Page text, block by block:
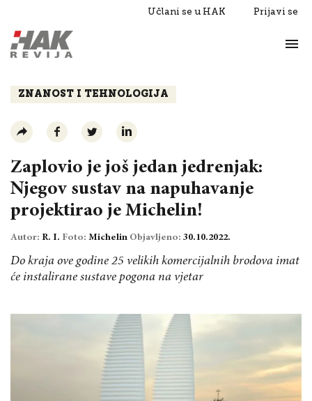
Učlani se u HAK Prijavi se
Razgovori
ZNANOST I TEHNOLOGIJA
Zaplovio je još jedan jedrenjak:
Njegov sustav na napuhavanje
projektirao je Michelin!
Autor: R. I. Foto: Michelin Objavljeno: 30.10.2022.
Do kraja ove godine 25 velikih komercijalnih brodova imat
će instalirane sustave pogona na vjetar